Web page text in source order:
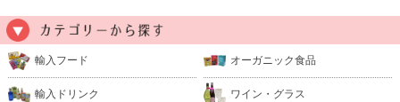
輸入フード オーガニック食品
輸入ドリンク ワイン・グラス